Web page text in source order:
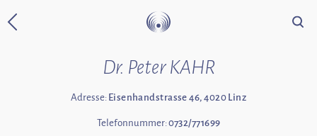
Zurück zur Startseite Suche
Dr. Peter KAHR
Adresse: Eisenhandstrasse 46, 4020 Linz
Telefonnummer:0732/771699